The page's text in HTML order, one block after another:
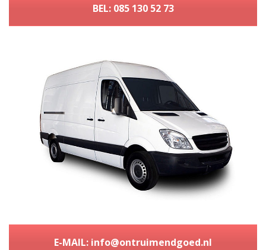
BEL: 085 130 52 73
E-MAIL: info@ontruimendgoed.nl